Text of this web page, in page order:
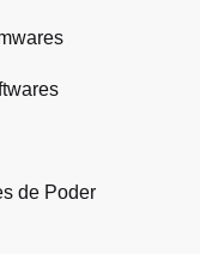
de Poder